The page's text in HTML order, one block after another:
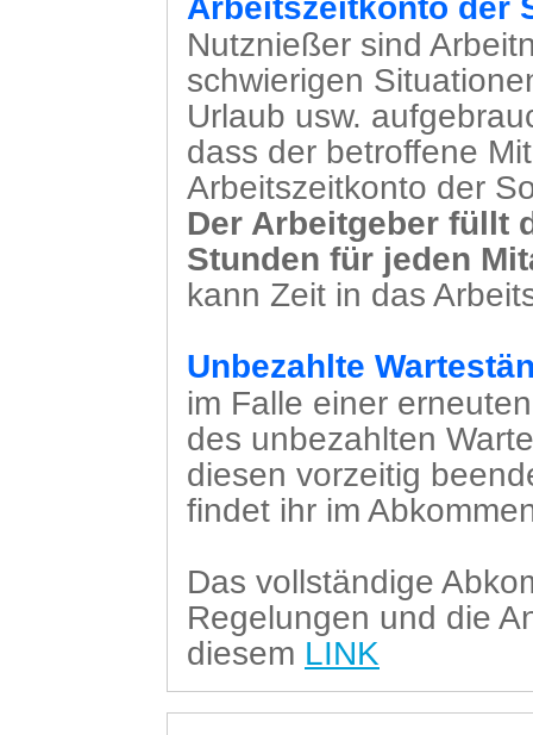
Nutznießer sind
schwierigen
Urlaub usw.
dass der betroffene
Arbeitszeitkonto der
Der Arbeitgeber füllt
Stunden für jeden
kann Zeit in das
Unbezahlte
im Falle einer
des unbezahlten
diesen vorzeitig
findet ihr im
Das vollständige
Regelungen und die
diesem LINK